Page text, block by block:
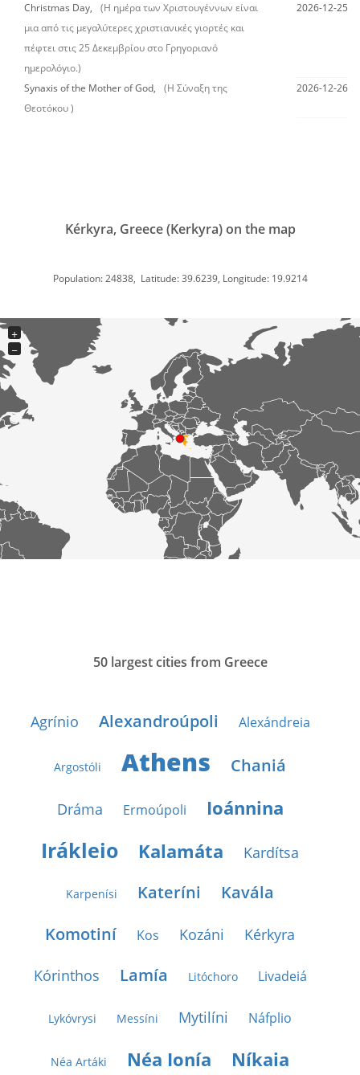
Christmas Day,
(Η ημέρα των Χριστουγέννων είναι
μια από τις μεγαλύτερες χριστιανικές γιορτές και
πέφτει στις 25 Δεκεμβρίου στο Γρηγοριανό
ημερολόγιο.)
2026-12-25
Synaxis of the Mother of God,
(Η Σύναξη της
Θεοτόκου )
2026-12-26
Kérkyra, Greece (Kerkyra) on the map
Population: 24838, Latitude: 39.6239, Longitude: 19.9214
+
−
50 largest cities from Greece
Agrínio Alexandroúpoli Alexándreia
Argostóli Athens Chaniá
Dráma Ermoúpoli Ioánnina
Irákleio Kalamáta Kardítsa
Karpenísi Kateríni
Kavála
Komotiní
Kos Kozáni Kérkyra
Kórinthos Lamía Litóchoro Livadeiá
Lykóvrysi Messíni Mytilíni Náfplio
Néa Artáki Néa Ionía Níkaia